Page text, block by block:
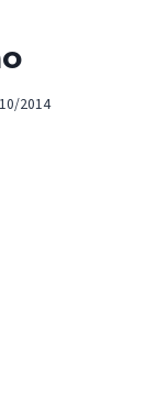
2014